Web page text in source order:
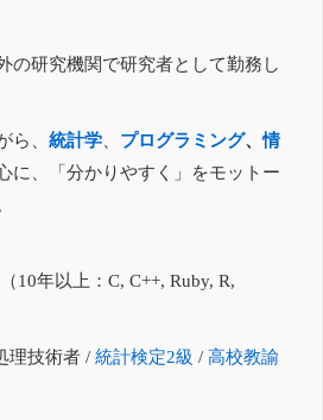
の研究機関で研究者として勤務し
ら、統計学 プログラミング、情
に、「分かりやすく」をモットー
10年以上：C, C++, Ruby, R,
理技術者 /統計検定2級 /高校教諭